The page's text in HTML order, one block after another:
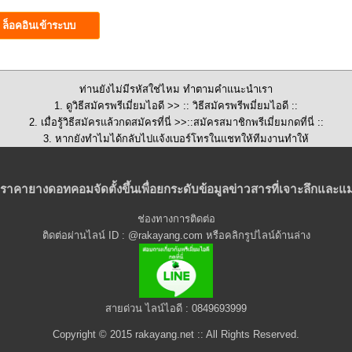
ท่านยังไม่มีรหัสใช่ไหม ทำตามคำแนะนำเรา
1. ดูวิธีสมัครพรีเมี่ยมไอดี >> :: วิธีสมัครพรีพมี่ยมไอดี ::
2. เมื่อรู้วิธีสมัครแล้วกดสมัครที่นี่ >>::สมัครสมาชิกพรีเมี่ยมกดที่นี่ ::
3. หากยังทำไมได้กลับไปแจ้งเบอร์โทรในแชทให้ทีมงานทำให้
ราคายางดอทคอมจัดตั้งขึ้นเพื่อยกระดับข้อมูลข่าวสารที่เจาะลึกและ
ช่องทางการติดต่อ
ติดต่อผ่านไลน์ ID : @rakayang.com หรือคลิกรูปไลน์ด้านล่าง
สายด่วน ไลน์ไอดี : 0849693999
Copyright © 2015 rakayang.net :: All Rights Reserved.